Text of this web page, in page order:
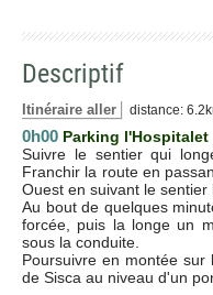
Descriptif
Itinéraire aller distance:
0h00 Parking l'Hospitalet
Suivre le sentier qui
Franchir la route en
Ouest en suivant le sentier
Au bout de quelques
forcée, puis la longe un
sous la conduite.
Poursuivre en montée
de Sisca au niveau d'un